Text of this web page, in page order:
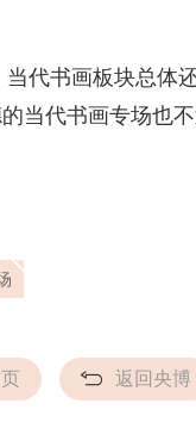
书画板块总体还
当代书画专场也
返回央博